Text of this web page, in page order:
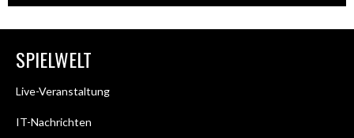
SPIELWELT
Live-Veranstaltung
IT-Nachrichten